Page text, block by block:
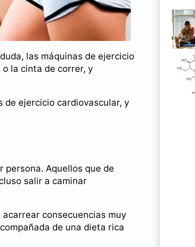
las máquinas de ejercicio
la cinta de correr, y
de ejercicio cardiovascular, y
persona. Aquellos que de
salir a caminar
consecuencias muy
de una dieta rica